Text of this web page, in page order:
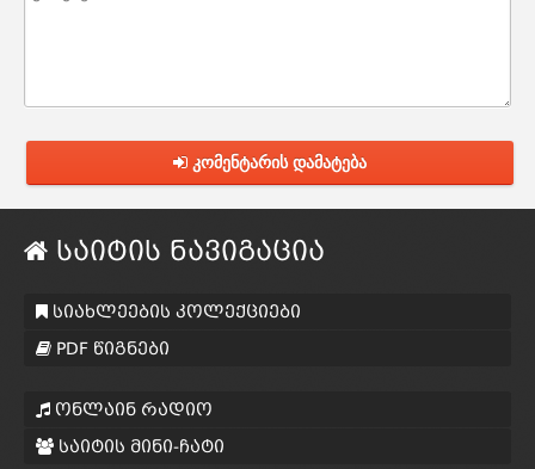
კომენტარის დამატება
საიტის ნავიგაცია
სიახლეების კოლექციები
PDF წიგნები
ონლაინ რადიო
საიტის მინი-ჩატი